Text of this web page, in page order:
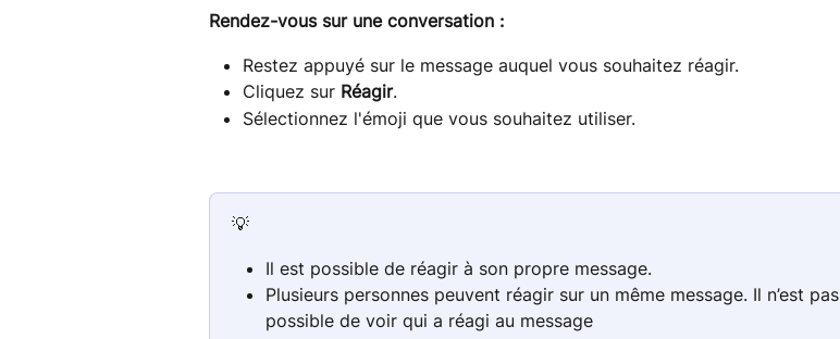
Rendez-vous sur une conversation :
Restez appuyé sur le message auquel vous souhaitez réagir.
Cliquez sur Réagir.
Sélectionnez l'émoji que vous souhaitez utiliser.
💡
Il est possible de réagir à son propre message.
Plusieurs personnes peuvent réagir sur un même message. Il n’est pas
possible de voir qui a réagi au message